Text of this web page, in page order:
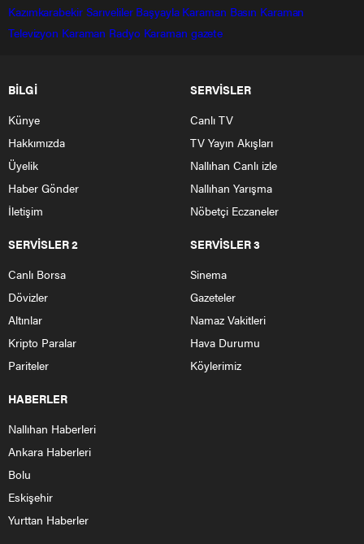
Kazımkarabekir Sarıveliler Başyayla Karaman Basın Karaman
Televizyon Karaman Radyo Karaman gazete
BİLGİ
Künye
Hakkımızda
Üyelik
Haber Gönder
İletişim
SERVİSLER
Canlı TV
TV Yayın Akışları
Nallıhan Canlı izle
Nallıhan Yarışma
Nöbetçi Eczaneler
SERVİSLER 2
Canlı Borsa
Dövizler
Altınlar
Kripto Paralar
Pariteler
SERVİSLER 3
Sinema
Gazeteler
Namaz Vakitleri
Hava Durumu
Köylerimiz
HABERLER
Nallıhan Haberleri
Ankara Haberleri
Bolu
Eskişehir
Yurttan Haberler